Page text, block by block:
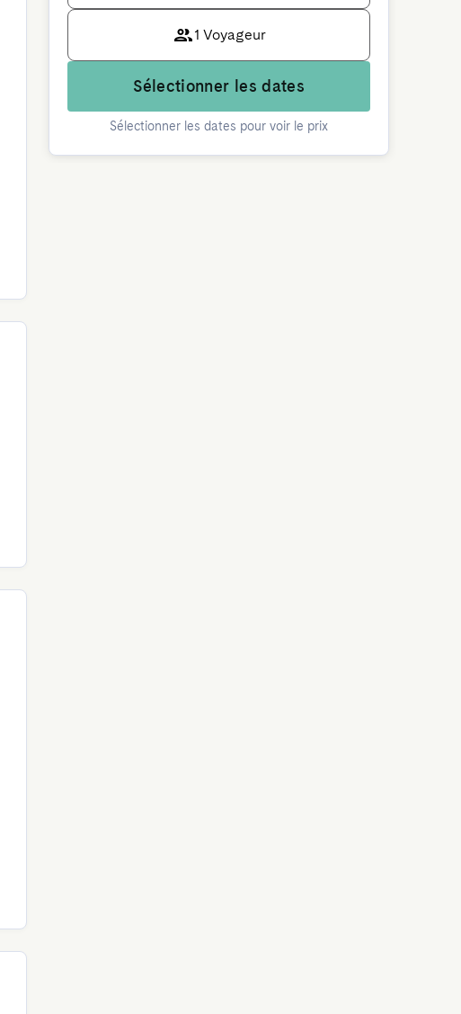
1 Voyageur
Sélectionner les dates
Sélectionner les dates pour voir le prix